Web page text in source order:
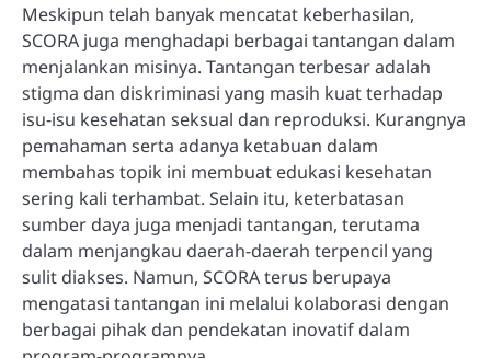
Meskipun telah banyak mencatat keberhasilan,
SCORA juga menghadapi berbagai tantangan dalam
menjalankan misinya. Tantangan terbesar adalah
stigma dan diskriminasi yang masih kuat terhadap
isu-isu kesehatan seksual dan reproduksi. Kurangnya
pemahaman serta adanya ketabuan dalam
membahas topik ini membuat edukasi kesehatan
sering kali terhambat. Selain itu, keterbatasan
sumber daya juga menjadi tantangan, terutama
dalam menjangkau daerah-daerah terpencil yang
sulit diakses. Namun, SCORA terus berupaya
mengatasi tantangan ini melalui kolaborasi dengan
berbagai pihak dan pendekatan inovatif dalam